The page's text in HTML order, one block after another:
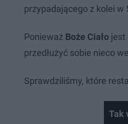
przypadającego z kolei w
Ponieważ Boże Ciało jest
przedłużyć sobie nieco
Sprawdziliśmy, które
Tak